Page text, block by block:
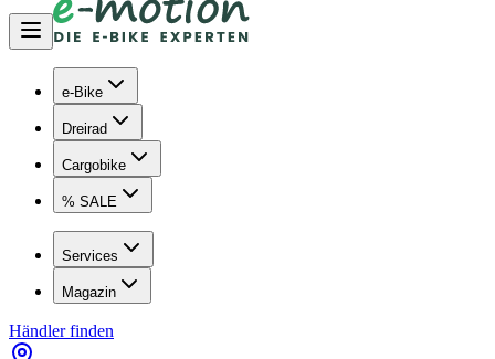
e-Bike
Dreirad
Cargobike
% SALE
Services
Magazin
Händler finden